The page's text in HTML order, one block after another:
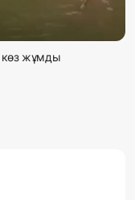
көз жұмды